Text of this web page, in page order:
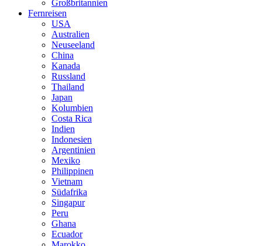
Großbritannien
Fernreisen
USA
Australien
Neuseeland
China
Kanada
Russland
Thailand
Japan
Kolumbien
Costa Rica
Indien
Indonesien
Argentinien
Mexiko
Philippinen
Vietnam
Südafrika
Singapur
Peru
Ghana
Ecuador